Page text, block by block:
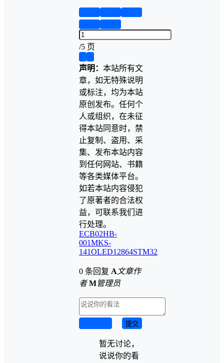
/5 页
声明： 本站所有文
章，如无特殊说明
或标注，均为本站
原创发布。任何个
人或组织，在未征
得本站同意时，禁
止复制、盗用、采
集、发布本站内容
到任何网站、书籍
等各类媒体平台。
如若本站内容侵犯
了原著者的合法权
益，可联系我们进
行处理。
ECB02HB-
001MKS-
141OLED12864STM32
0 条回复 A 文章作
者 M管理员
提交
暂无讨论，
说说你的看